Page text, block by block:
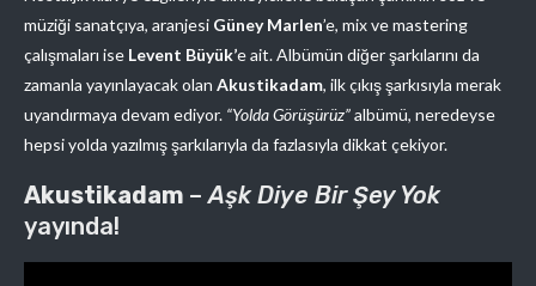
müziği sanatçıya, aranjesi Güney Marlen’e, mix ve mastering
çalışmaları ise Levent Büyük’e ait. Albümün diğer şarkılarını da
zamanla yayınlayacak olan Akustikadam, ilk çıkış şarkısıyla merak
uyandırmaya devam ediyor. “Yolda Görüşürüz”albümü, neredeyse
hepsi yolda yazılmış şarkılarıyla da fazlasıyla dikkat çekiyor.
Akustikadam –Aşk Diye Bir Şey Yok
yayında!